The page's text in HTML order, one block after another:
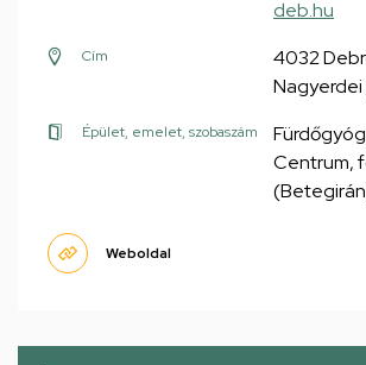
deb.hu
Cím
4032
Nagyerdei
Épület, emelet, szobaszám
Centrum,
Weboldal